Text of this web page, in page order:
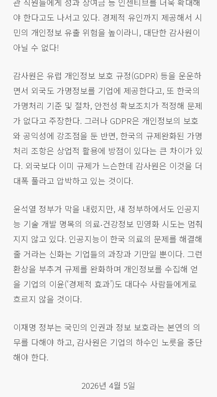
야 한다고도 나서고 있다. 경제적 유인까지 제공해서 시
민의 개인정보 유출 위험을 높이라니, 대단한 감사원이
아닐 수 없다!
감사원은 유럽 개인정보 보호 규정(GDPR) 등을 운운하
면서 외국도 가명정보를 기업에 제공한다고, 또 한국의
가명처리 기준 및 절차, 안전성 확보조치가 적정해 문제
가 없다고 주장한다. 그러나 GDPR은 개인정보의 보호
와 공익성에 강조점을 둔 반면, 한국의 규제완화된 가명
처리 조항은 상업적 활용에 방점이 있다는 큰 차이가 있
다. 외국보다 이미 규제가 느슨한데 감사원은 이것을 더
대폭 풀라고 압박하고 있는 것이다.
윤석열 정부가 막을 내렸지만, 새 정부하에서도 인공지
능 기술 개발 명목의 의료‧건강정보 민영화 시도는 멈춰
지지 않고 있다. 인공지능이 한국 의료의 문제를 해결해
줄 거라는 신화는 기업들의 과장과 기만일 뿐이다. 그런
환상을 부추겨 규제를 완화하며 개인정보를 수집해 얻
을 기업의 이윤(‘경제적 효과’)도 대다수 사람들에게로
흐르지 않을 것이다.
이재명 정부는 국민의 인권과 정보 보호라는 본연의 의
무를 다해야 하고, 감사원은 기업의 하수인 노릇을 중단
해야 한다.
2026년 4월 5일